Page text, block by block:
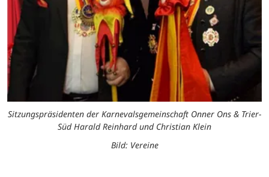
Sitzungspräsidenten der Karnevalsgemeinschaft Onner Ons & Trier-
Süd Harald Reinhard und Christian Klein
Bild: Vereine